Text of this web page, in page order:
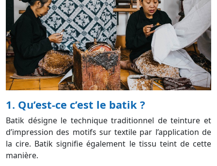
1. Qu’est-ce c’est le batik ?
Batik désigne le technique traditionnel de teinture et
d’impression des motifs sur textile par l’application de
la cire. Batik signifie également le tissu teint de cette
manière.